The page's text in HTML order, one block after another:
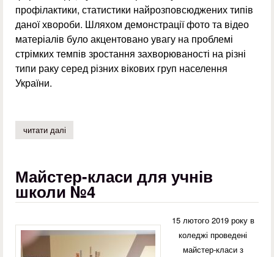
профілактики, статистики найрозповсюджених типів
даної хвороби. Шляхом демонстрації фото та відео
матеріалів було акцентовано увагу на проблемі
стрімких темпів зростання захворюваності на різні
типи раку серед різних вікових груп населення
України.
читати далі
Майстер-класи для учнів
школи №4
15 лютого 2019 року в
коледжі проведені
майстер-класи з